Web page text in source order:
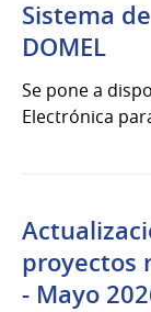
Sistema
DOMEL
Se pone a
Electrónica
proyectos
- Mayo